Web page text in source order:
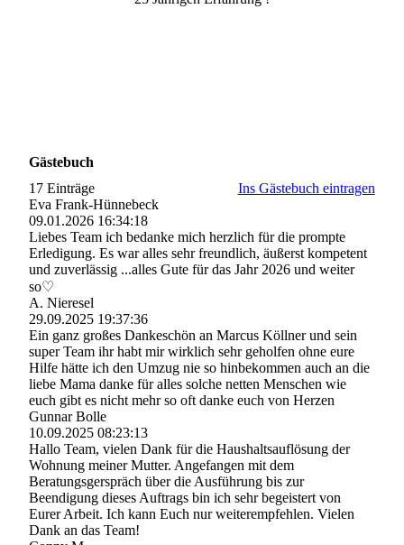
Gästebuch
17 Einträge
Ins Gästebuch eintragen
Eva Frank-Hünnebeck
09.01.2026 16:34:18
Liebes Team ich bedanke mich herzlich für die prompte
Erledigung. Es war alles sehr freundlich, äußerst kompetent
und zuverlässig ...alles Gute für das Jahr 2026 und weiter
so♡
A. Nieresel
29.09.2025 19:37:36
Ein ganz großes Dankeschön an Marcus Köllner und sein
super Team ihr habt mir wirklich sehr geholfen ohne eure
Hilfe hätte ich den Umzug nie so hinbekommen auch an die
liebe Mama danke für alles solche netten Menschen wie
euch gibt es nicht mehr so oft danke euch von Herzen
Gunnar Bolle
10.09.2025 08:23:13
Hallo Team, vielen Dank für die Haushaltsauflösung der
Wohnung meiner Mutter. Angefangen mit dem
Beratungsgerspräch über die Ausführung bis zur
Beendigung dieses Auftrags bin ich sehr begeistert von
Eurer Arbeit. Ich kann Euch nur weiterempfehlen. Vielen
Dank an das Team!